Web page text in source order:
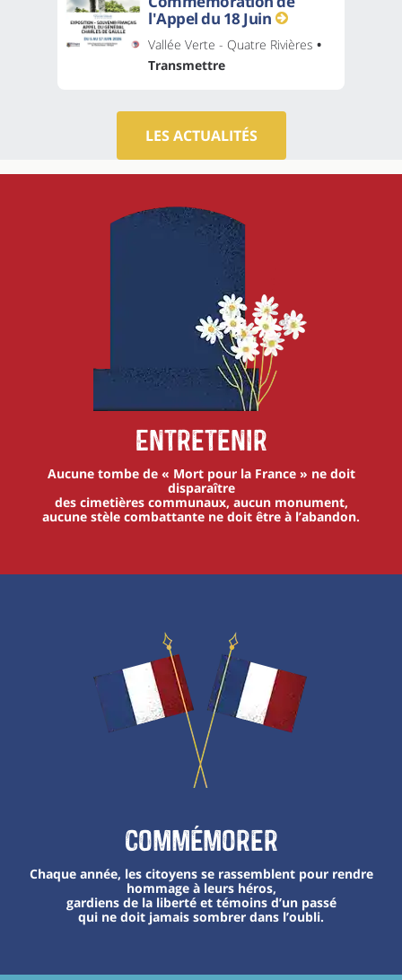
l'Appel du 18 Juin
Vallée Verte - Quatre Rivières •
Transmettre
LES ACTUALITÉS
Entretenir
Aucune tombe de « Mort pour la France » ne doit
disparaître
des cimetières communaux, aucun monument,
aucune stèle combattante ne doit être à l’abandon.
Commémorer
Chaque année, les citoyens se rassemblent pour rendre
hommage à leurs héros,
gardiens de la liberté et témoins d’un passé
qui ne doit jamais sombrer dans l’oubli.